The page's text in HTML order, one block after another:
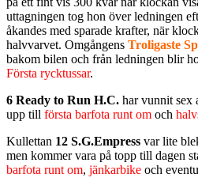
uttagningen tog hon över ledningen
åkandes med sparade krafter, när
halvvarvet. Omgångens Troligaste
bakom bilen och från ledningen blir
Första rycktussar.
6 Ready to Run H.C. har vunnit sex
upp till första barfota runt om och
Kullettan 12 S.G.Empress var lite
men kommer vara på topp till dagen
barfota runt om, jänkarbike och